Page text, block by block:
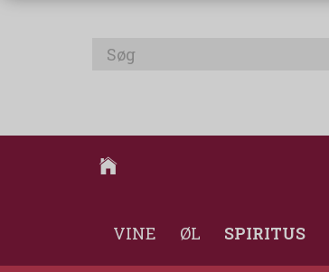
VINE ØL SPIRITUS